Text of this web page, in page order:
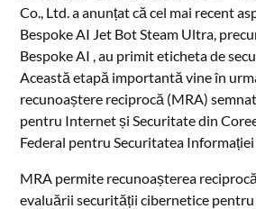
Co., Ltd. a anunțat că cel mai recent
Bespoke AI Jet Bot Steam Ultra,
Bespoke AI , au primit eticheta de
Această etapă importantă vine în
recunoaștere reciprocă (MRA)
pentru Internet și Securitate din
Federal pentru Securitatea
MRA permite recunoașterea
evaluării securității cibernetice